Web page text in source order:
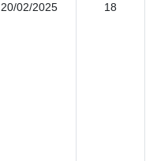
20/02/2025 18